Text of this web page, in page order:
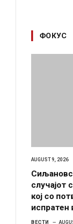
ФОКУС
AUGUST 9, 2026
случајот
кој со
испратен